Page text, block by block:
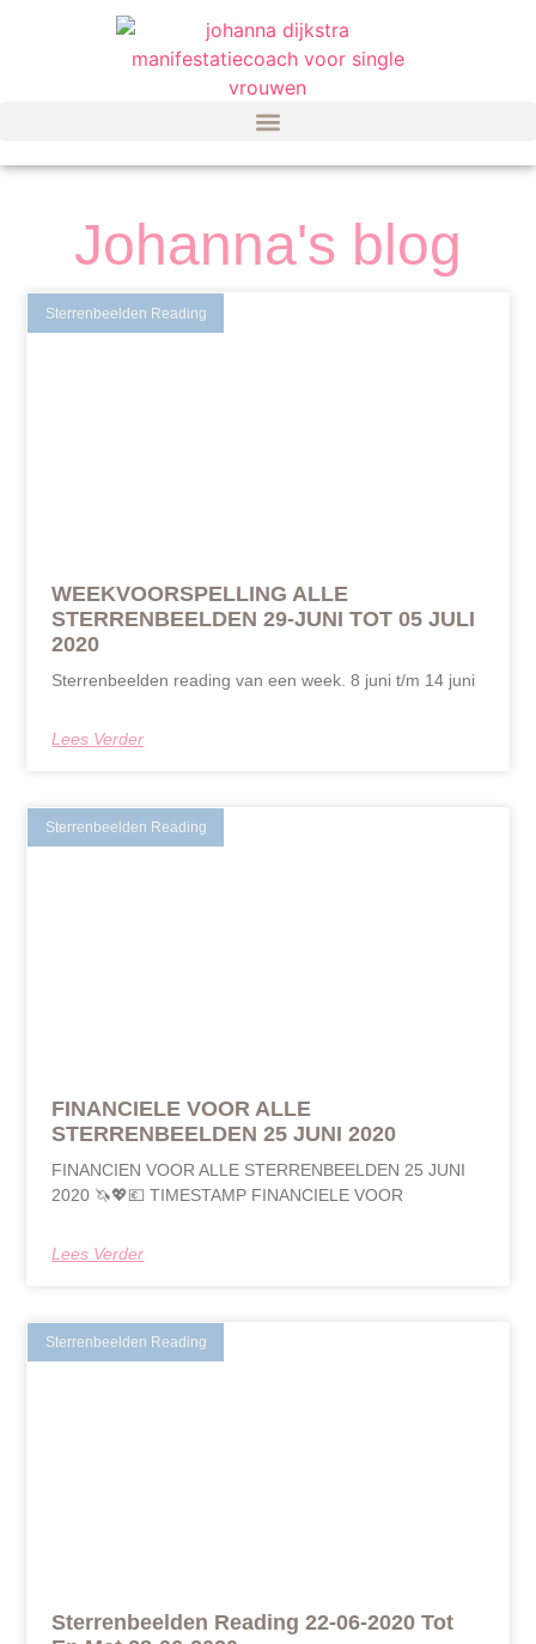
Johanna's blog
Sterrenbeelden Reading
WEEKVOORSPELLING ALLE
STERRENBEELDEN 29-JUNI TOT 05 JULI
2020
Sterrenbeelden reading van een week. 8 juni t/m 14 juni
Lees Verder
Sterrenbeelden Reading
FINANCIELE VOOR ALLE
STERRENBEELDEN 25 JUNI 2020
FINANCIEN VOOR ALLE STERRENBEELDEN 25 JUNI
2020 🦄💖💶 TIMESTAMP FINANCIELE VOOR
Lees Verder
Sterrenbeelden Reading
Sterrenbeelden Reading 22-06-2020 Tot